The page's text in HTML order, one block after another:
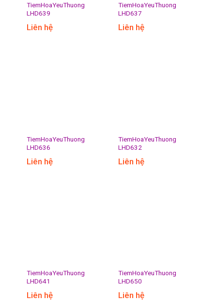
TiemHoaYeuThuong
LHD639
Liên hệ
TiemHoaYeuThuong
LHD637
Liên hệ
TiemHoaYeuThuong
LHD636
Liên hệ
TiemHoaYeuThuong
LHD632
Liên hệ
TiemHoaYeuThuong
LHD641
Liên hệ
TiemHoaYeuThuong
LHD650
Liên hệ